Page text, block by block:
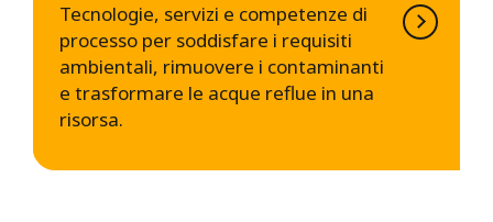
Tecnologie, servizi e competenze di
processo per soddisfare i requisiti
ambientali, rimuovere i contaminanti
e trasformare le acque reflue in una
risorsa.